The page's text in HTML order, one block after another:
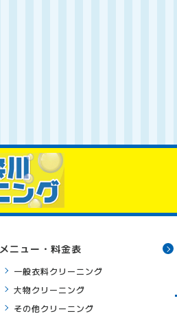
メニュー・料金表
一般衣料クリーニング
大物クリーニング
その他クリーニング